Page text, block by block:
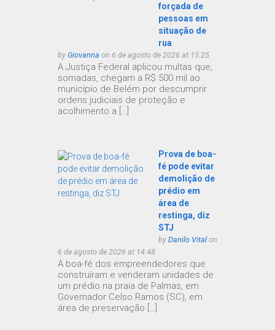
forçada de
pessoas em
situação de
rua
by Giovanna on 6 de agosto de 2026 at 15:25
A Justiça Federal aplicou multas que,
somadas, chegam a R$ 500 mil ao
município de Belém por descumprir
ordens judiciais de proteção e
acolhimento a […]
Prova de boa-
fé pode evitar
demolição de
prédio em
área de
restinga, diz
STJ
by Danilo Vitalon
6 de agosto de 2026 at 14:48
A boa-fé dos empreendedores que
construíram e venderam unidades de
um prédio na praia de Palmas, em
Governador Celso Ramos (SC), em
área de preservação […]